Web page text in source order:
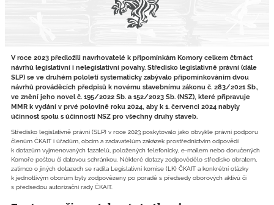
V roce 2023 předložili navrhovatelé k připomínkám Komory celkem čtrnáct
návrhů legislativní i nelegislativní povahy. Středisko legislativně právní (dále
SLP) se ve druhém pololetí systematicky zabývalo připomínkováním dvou
návrhů prováděcích předpisů k novému stavebnímu zákonu č. 283/2021 Sb.,
ve znění jeho novel č. 195/2022 Sb. a 152/2023 Sb. (NSZ), které připravuje
MMR k vydání v prvé polovině roku 2024, aby k 1. červenci 2024 nabyly
účinnost spolu s účinností NSZ pro všechny druhy staveb.
Středisko legislativně právní (SLP) v roce 2023 poskytovalo jako obvykle právní podporu
členům ČKAIT i úřadům, obcím a zadavatelům zakázek prostřednictvím odpovědí
k dotazům vyjmenovaných tazatelů, položených telefonicky, e-mailem nebo doručených
Komoře poštou či datovou schránkou. Některé dotazy zodpovědělo středisko obratem,
zatímco o jiných dotazech se radila Legislativní komise (LK) ČKAIT a konkrétní otázky
k jednotlivým oborům byly zodpovězeny po poradě s předsedy oborových aktivů či
s předsedou autorizační rady ČKAIT.